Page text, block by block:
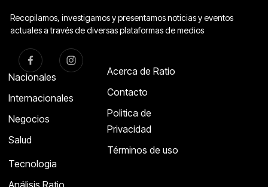
Recopilamos, investigamos y presentamos noticias y eventos
actuales a través de diversas plataformas de medios
Nacionales
Internacionales
Negocios
Salud
Tecnologia
Acerca de Ratio
Contacto
Politica de
Privacidad
Términos de uso